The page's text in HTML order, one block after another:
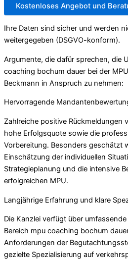
Kostenloses Angebot und
Ihre Daten sind sicher und werden
weitergegeben (DSGVO-konform).
Argumente, die dafür sprechen, die
coaching bochum dauer bei der
Beckmann in Anspruch zu nehmen:
Hervorragende
Zahlreiche positive Rückmeldungen
hohe Erfolgsquote sowie die
Vorbereitung. Besonders geschätzt
Einschätzung der individuellen
Strategieplanung und die intensive
erfolgreichen MPU.
Langjährige Erfahrung und klare
Die Kanzlei verfügt über
Bereich mpu coaching bochum
Anforderungen der
gezielte Spezialisierung auf